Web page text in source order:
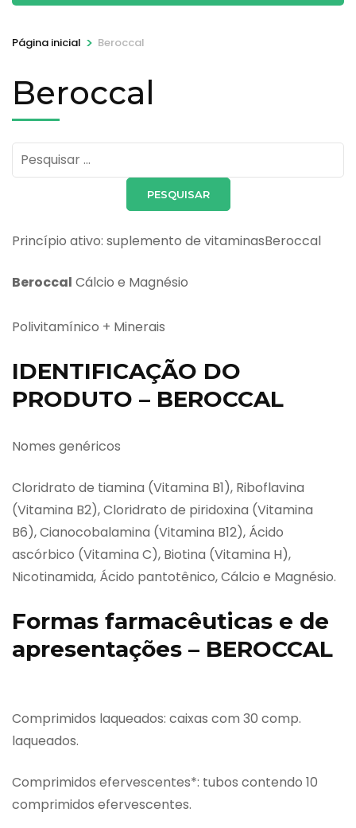
Página inicial > Beroccal
Beroccal
Pesquisar
por:
Princípio ativo: suplemento de vitaminasBeroccal
Beroccal Cálcio e Magnésio
Polivitamínico + Minerais
IDENTIFICAÇÃO DO
PRODUTO – BEROCCAL
Nomes genéricos
Cloridrato de tiamina (Vitamina B1), Riboflavina
(Vitamina B2), Cloridrato de piridoxina (Vitamina
B6), Cianocobalamina (Vitamina B12), Ácido
ascórbico (Vitamina C), Biotina (Vitamina H),
Nicotinamida, Ácido pantotênico, Cálcio e Magnésio.
Formas farmacêuticas e de
apresentações – BEROCCAL
Comprimidos laqueados: caixas com 30 comp.
laqueados.
Comprimidos efervescentes*: tubos contendo 10
comprimidos efervescentes.